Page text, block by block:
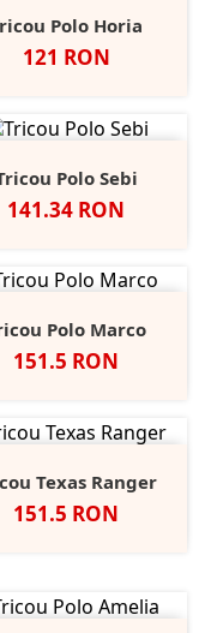
Polo Horia
Pret
121 RON
Polo Sebi
Pret
141.34 RON
Polo Marco
Pret
151.5 RON
Texas Ranger
Pret
151.5 RON